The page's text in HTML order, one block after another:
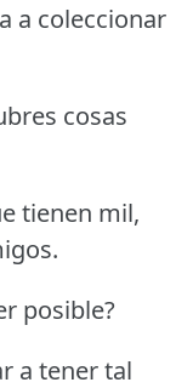
a coleccionar
cosas
tienen mil,
posible?
a tener tal